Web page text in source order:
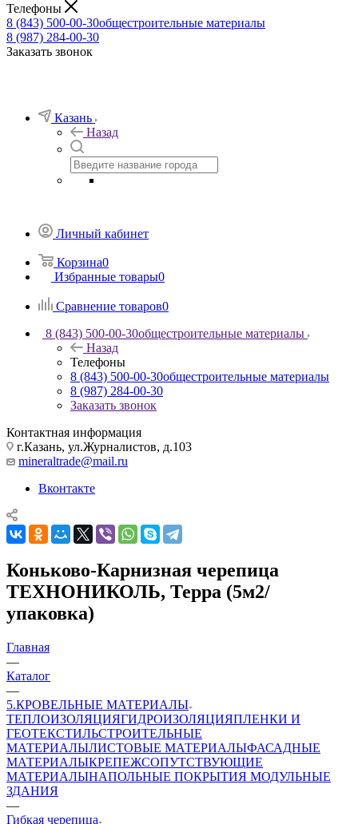
Телефоны
8 (843) 500-00-30общестроительные материалы
8 (987) 284-00-30
Заказать звонок
Казань
Назад
Личный кабинет
Корзина0
Избранные товары0
Сравнение товаров0
8 (843) 500-00-30общестроительные материалы
Назад
Телефоны
8 (843) 500-00-30общестроительные материалы
8 (987) 284-00-30
Заказать звонок
Контактная информация
г.Казань, ул.Журналистов, д.103
mineraltrade@mail.ru
Вконтакте
Коньково-Карнизная черепица
ТЕХНОНИКОЛЬ, Терра (5м2/
упаковка)
Главная
—
Каталог
—
5.КРОВЕЛЬНЫЕ МАТЕРИАЛЫ
ТЕПЛОИЗОЛЯЦИЯГИДРОИЗОЛЯЦИЯПЛЕНКИ И
ГЕОТЕКСТИЛЬСТРОИТЕЛЬНЫЕ
МАТЕРИАЛЫЛИСТОВЫЕ МАТЕРИАЛЫФАСАДНЫЕ
МАТЕРИАЛЫКРЕПЕЖСОПУТСТВУЮЩИЕ
МАТЕРИАЛЫНАПОЛЬНЫЕ ПОКРЫТИЯ МОДУЛЬНЫЕ
ЗДАНИЯ
—
Гибкая черепица